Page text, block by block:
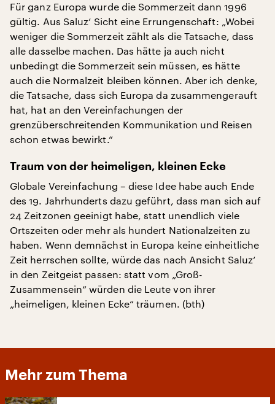
Für ganz Europa wurde die Sommerzeit dann 1996
gültig. Aus Saluz‘ Sicht eine Errungenschaft: „Wobei
weniger die Sommerzeit zählt als die Tatsache, dass
alle dasselbe machen. Das hätte ja auch nicht
unbedingt die Sommerzeit sein müssen, es hätte
auch die Normalzeit bleiben können. Aber ich denke,
die Tatsache, dass sich Europa da zusammengerauft
hat, hat an den Vereinfachungen der
grenzüberschreitenden Kommunikation und Reisen
schon etwas bewirkt.“
Traum von der heimeligen, kleinen Ecke
Globale Vereinfachung – diese Idee habe auch Ende
des 19. Jahrhunderts dazu geführt, dass man sich auf
24 Zeitzonen geeinigt habe, statt unendlich viele
Ortszeiten oder mehr als hundert Nationalzeiten zu
haben. Wenn demnächst in Europa keine einheitliche
Zeit herrschen sollte, würde das nach Ansicht Saluz‘
in den Zeitgeist passen: statt vom „Groß-
Zusammensein“ würden die Leute von ihrer
„heimeligen, kleinen Ecke“ träumen. (bth)
Mehr zum Thema